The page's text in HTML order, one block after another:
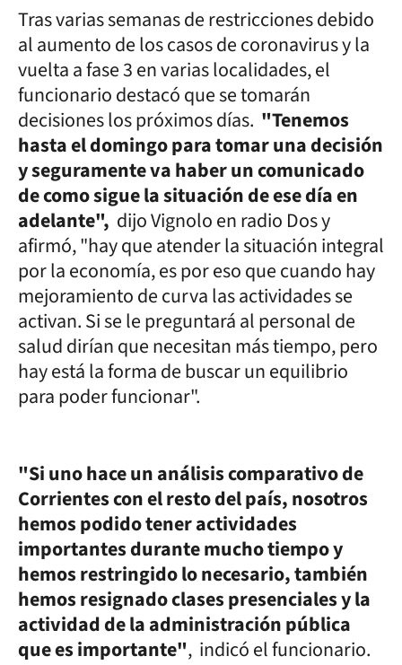
Tras varias semanas de restricciones debido
al aumento de los casos de coronavirus y la
vuelta a fase 3 en varias localidades, el
funcionario destacó que se tomarán
decisiones los próximos días. "Tenemos
hasta el domingo para tomar una decisión
y seguramente va haber un comunicado
de como sigue la situación de ese día en
adelante", dijo Vignolo en radio Dos y
afirmó, "hay que atender la situación integral
por la economía, es por eso que cuando hay
mejoramiento de curva las actividades se
activan. Si se le preguntará al personal de
salud dirían que necesitan más tiempo, pero
hay está la forma de buscar un equilibrio
para poder funcionar".
"Si uno hace un análisis comparativo de
Corrientes con el resto del país, nosotros
hemos podido tener actividades
importantes durante mucho tiempo y
hemos restringido lo necesario, también
hemos resignado clases presenciales y la
actividad de la administración pública
que es importante", indicó el funcionario.